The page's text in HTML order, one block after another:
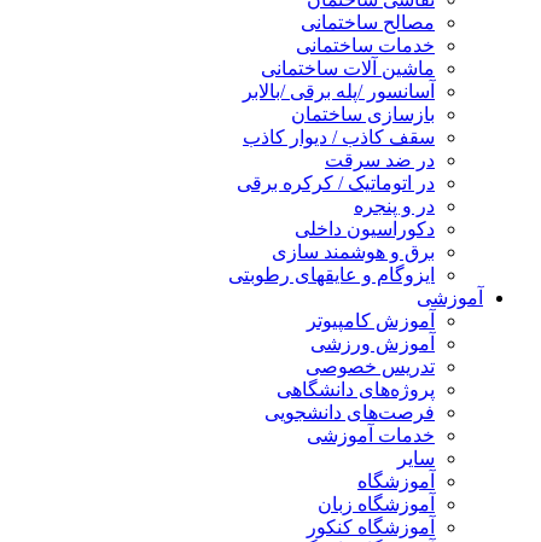
مصالح ساختمانی
خدمات ساختمانی
ماشین آلات ساختمانی
آسانسور /پله برقی /بالابر
بازسازی ساختمان
سقف کاذب / دیوار کاذب
در ضد سرقت
در اتوماتیک / کرکره برقی
در و پنجره
دکوراسیون داخلی
برق و هوشمند سازی
ایزوگام و عایقهای رطوبتی
آموزشی
آموزش کامپیوتر
آموزش ورزشی
تدریس خصوصی
پروژه‌های دانشگاهی
فرصت‌های دانشجویی
خدمات آموزشی
سایر
آموزشگاه
آموزشگاه زبان
آموزشگاه کنکور